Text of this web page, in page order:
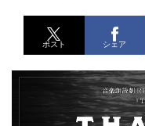
ポスト シェア